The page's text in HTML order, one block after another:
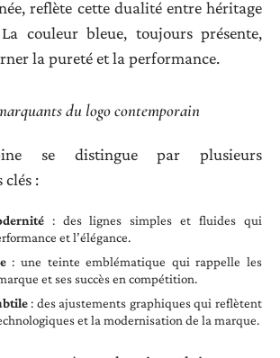
reflète cette dualité entre héritage
couleur bleue, toujours présente,
la pureté et la performance.
du logo contemporain
se distingue par plusieurs
:
: des lignes simples et fluides qui
et l’élégance.
: une teinte emblématique qui rappelle les
et ses succès en compétition.
: des ajustements graphiques qui reflètent
et la modernisation de la marque.